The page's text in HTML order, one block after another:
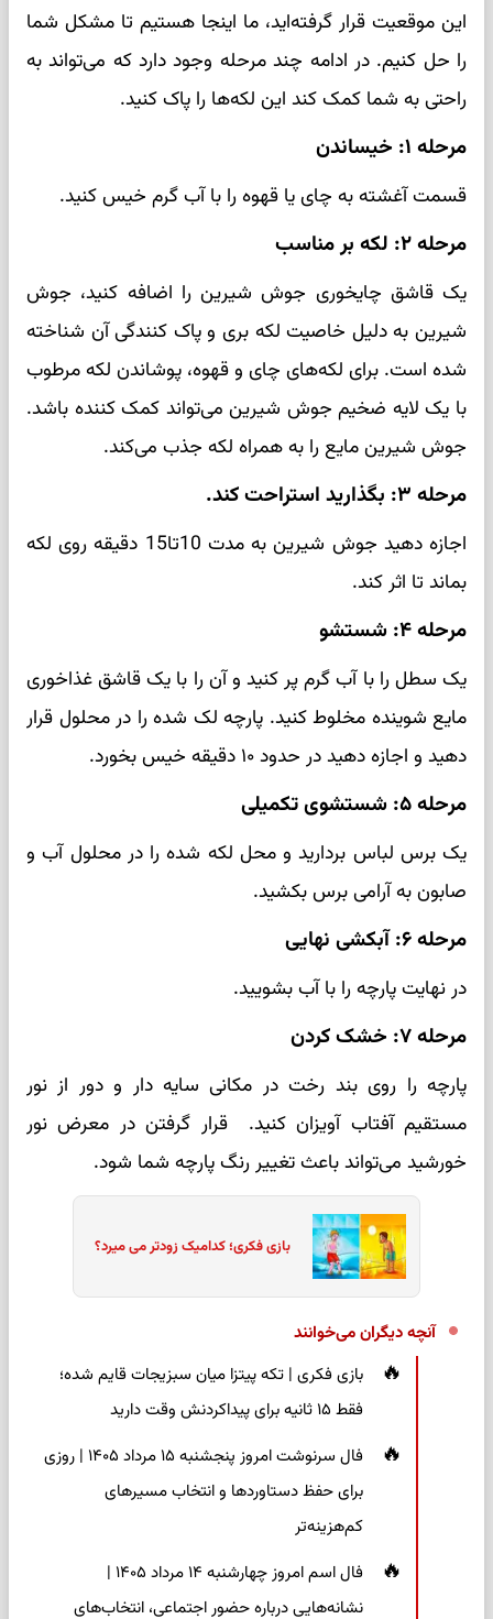
این موقعیت قرار گرفته‌اید، ما اینجا هستیم تا مشکل شما
را حل کنیم. در ادامه چند مرحله وجود دارد که می‌تواند به
راحتی به شما کمک کند این لکه‌ها را پاک کنید.
مرحله ۱: خیساندن
قسمت آغشته به چای یا قهوه را با آب گرم خیس کنید.
مرحله ۲: لکه بر مناسب
یک قاشق چایخوری جوش شیرین را اضافه کنید، جوش
شیرین به دلیل خاصیت لکه بری و پاک کنندگی آن شناخته
شده است. برای لکه‌های چای و قهوه، پوشاندن لکه مرطوب
با یک لایه ضخیم جوش شیرین می‌تواند کمک کننده باشد.
جوش شیرین مایع را به همراه لکه جذب می‌کند.
مرحله ۳: بگذارید استراحت کند.
اجازه دهید جوش شیرین به مدت 10تا15 دقیقه روی لکه
بماند تا اثر کند.
مرحله ۴: شستشو
یک سطل را با آب گرم پر کنید و آن را با یک قاشق غذاخوری
مایع شوینده مخلوط کنید. پارچه لک شده را در محلول قرار
دهید و اجازه دهید در حدود ۱۰ دقیقه خیس بخورد.
مرحله ۵: شستشوی تکمیلی
یک برس لباس بردارید و محل لکه شده را در محلول آب و
صابون به آرامی برس بکشید.
مرحله ۶: آبکشی نهایی
در نهایت پارچه را با آب بشویید.
مرحله ۷: خشک کردن
پارچه را روی بند رخت در مکانی سایه دار و دور از نور
مستقیم آفتاب آویزان کنید. قرار گرفتن در معرض نور
خورشید می‌تواند باعث تغییر رنگ پارچه شما شود.
بازی فکری؛ کدامیک زودتر می میرد؟
آنچه دیگران می‌خوانند
بازی فکری | تکه پیتزا میان سبزیجات قایم شده؛
فقط ۱۵ ثانیه برای پیداکردنش وقت دارید
فال سرنوشت امروز پنجشنبه ۱۵ مرداد ۱۴۰۵ | روزی
برای حفظ دستاوردها و انتخاب مسیرهای
کم‌هزینه‌تر
فال اسم امروز چهارشنبه ۱۴ مرداد ۱۴۰۵ |
نشانه‌هایی درباره حضور اجتماعی، انتخاب‌های